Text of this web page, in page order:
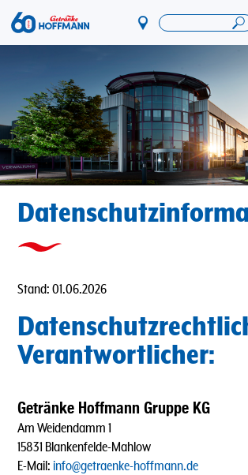
Direkt
zum
Inhalt
Startseite Getränke Hoffmann
Stand: 01.06.2026
Verantwortlicher:
Getränke Hoffmann Gruppe KG
Am Weidendamm 1
15831 Blankenfelde-Mahlow
E-Mail: info@getraenke-hoffmann.de